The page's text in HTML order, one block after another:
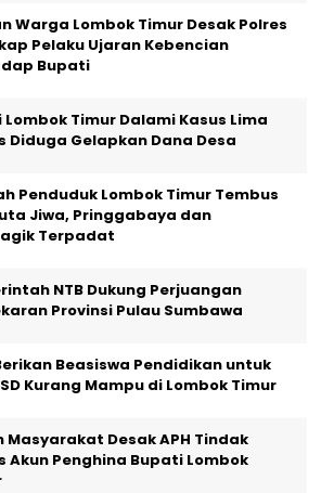
Warga Lombok Timur Desak Polres
Pelaku Ujaran Kebencian
Bupati
Lombok Timur Dalami Kasus Lima
Diduga Gelapkan Dana Desa
Penduduk Lombok Timur Tembus
Jiwa, Pringgabaya dan
Terpadat
NTB Dukung Perjuangan
Provinsi Pulau Sumbawa
Beasiswa Pendidikan untuk
Kurang Mampu di Lombok Timur
Masyarakat Desak APH Tindak
Akun Penghina Bupati Lombok